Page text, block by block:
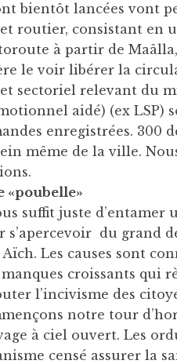
bientôt lancées vont
routier, consistant en
à partir de
le voir libérer la
sectoriel relevant du
aidé) (ex LSP)
enregistrées. 300
même de la ville.
«poubelle»
suffit juste d’entamer
s’apercevoir du grand
Les causes sont
croissants qui
l’incivisme des
notre tour
à ciel ouvert. Les
censé assurer la